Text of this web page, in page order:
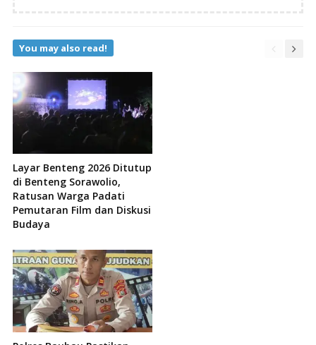
You may also read!
Layar Benteng 2026 Ditutup
di Benteng Sorawolio,
Ratusan Warga Padati
Pemutaran Film dan Diskusi
Budaya